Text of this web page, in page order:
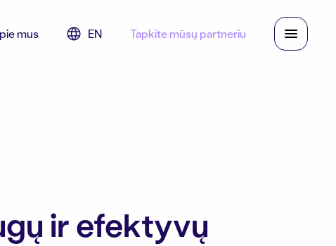
mus EN Tapkite mūsų partneriu
ir efektyvų